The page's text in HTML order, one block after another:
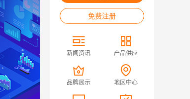
免费注册
新闻资讯 产品供应
品牌展示 地区中心